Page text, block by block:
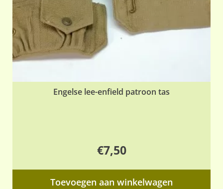
Engelse lee-enfield patroon tas
€7,50
Toevoegen aan winkelwagen